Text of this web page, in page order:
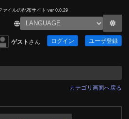
ァイルの配布サイト ver 0.0.29
ゲスト さん ログイン ユーザ登録
カテゴリ画面へ戻る